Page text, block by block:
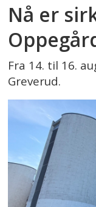
Nå er
Fra 14. til 16.
Greverud.